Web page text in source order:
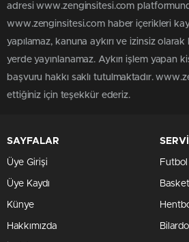
adresi www.zenginsitesi.com
www.zenginsitesi.com haber içerikleri
yapılamaz, kanuna aykırı ve izinsiz
yerde yayınlanamaz. Aykırı işlem yapan
başvuru hakkı saklı tutulmaktadır.
ettiğiniz için teşekkür ederiz.
SAYFALAR
Üye Girişi
Üye Kaydı
Künye
Hakkımızda
Futbol